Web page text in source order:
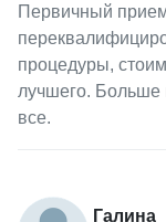
Первичный
процедуры,
лучшего. Больше
все.
Галина